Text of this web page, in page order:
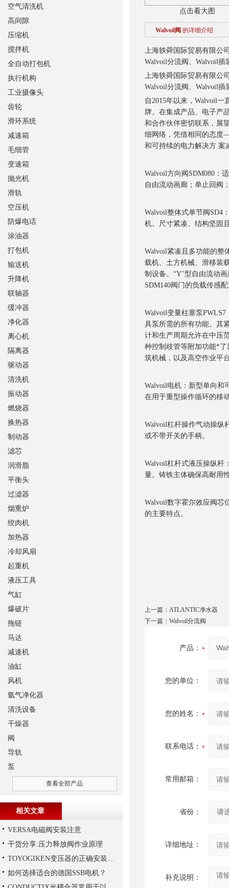
点击看大图
Walvoil阀 的详细介绍
上海轶舜国际贸易有限公
Walvoil分流阀、Walvoil插
上海轶舜国际贸易有限公
Walvoil分流阀、Walvoil插
自2015年以来，Walvoil一
牌。在集成产品、电子产
和合作伙伴密切联系，展
细网络，凭借相同的态
和可持续的电力解决方 案
Walvoil方向阀SDM080：
自由流动画廊；单止回阀
Walvoil整体式单节阀SD4
机。尺寸紧凑、结构坚固
Walvoil紧凑且多功能的整
载机、土方机械、滑移装
制设备。“Y"型自由流动
SDM140阀门的负载传感
Walvoil变量柱塞泵
具泵所需的所有功能。其
计和生产周期允许在中压
种控制歧管等附加功能*
筑机械，以及高空作业平
Walvoil电机：新型单向和
在用于重型操作循环的移
Walvoil杠杆操作气动操纵
或不带开关的手柄。
Walvoil杠杆式液压操纵杆
量。铸铁主体确保高耐用
Walvoil数字霍尔效应阀芯
的主要特点。
上一篇： ATLANTIC净水器
下一篇： Walvoil分流阀
产品：
您的单位：
您的姓名：
联系电话：
常用邮箱：
省份：
详细地址：
补充说明：
空气清洗机
高间隙
压缩机
搅拌机
全自动打包机
执行机构
工业摄像头
齿轮
滑环系统
减速箱
毛细管
变速箱
抛光机
滑轨
空压机
防爆电话
涂油器
打包机
输送机
升降机
联轴器
缓冲器
净化器
离心机
隔离器
驱动器
清洗机
振动器
燃烧器
换热器
制动器
滤芯
润滑脂
平衡头
过滤器
烟熏炉
绞肉机
加热器
冷却风扇
起重机
液压工具
气缸
爆破片
拖链
马达
减速机
油缸
风机
氩气净化器
清洗设备
干燥器
阀
导轨
泵
查看全部产品
相关文章
VERSA电磁阀安装注意
干货分享:压力释放阀作业原理
TOYOGIKEN变压器的正确安装方式
如何选择适合的德国SSB电机？